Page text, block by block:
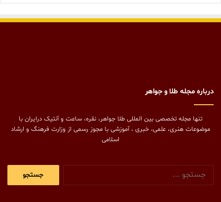
درباره مجله طلا و جواهر
تنها مجله تخصصی بین المللی طلا جواهر، نقره، ساعت و آنتیک درایران با
موضوعات هنری، علمی، خبری ، آموزشی با مجوز رسمی از وزارت فرهنگ و ارشاد
اسلامی